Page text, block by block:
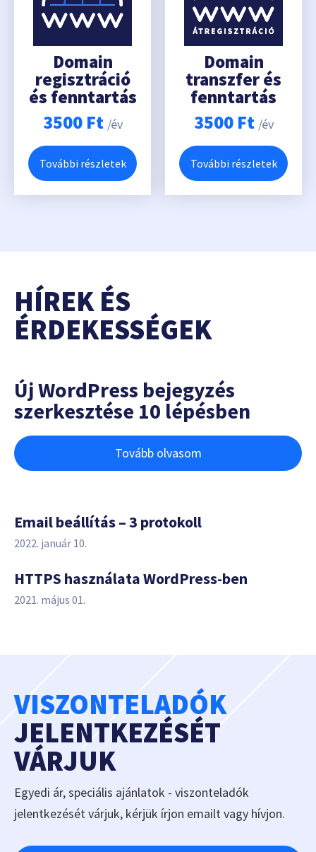
Domain
regisztráció
és fenntartás
3500 Ft /év
További részletek
Domain
transzfer és
fenntartás
3500 Ft /év
További részletek
HÍREK ÉS
ÉRDEKESSÉGEK
Új WordPress bejegyzés
szerkesztése 10 lépésben
Tovább olvasom
Email beállítás – 3 protokoll
2022. január 10.
HTTPS használata WordPress-ben
2021. május 01.
VISZONTELADÓK
JELENTKEZÉSÉT
VÁRJUK
Egyedi ár, speciális ajánlatok - viszonteladók
jelentkezését várjuk, kérjük írjon emailt vagy hívjon.